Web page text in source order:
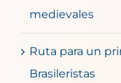
medievales
Ruta para un
Brasileristas